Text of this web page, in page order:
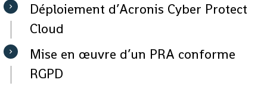
Déploiement d’Acronis Cyber Protect
Cloud
Mise en œuvre d’un PRA conforme
RGPD